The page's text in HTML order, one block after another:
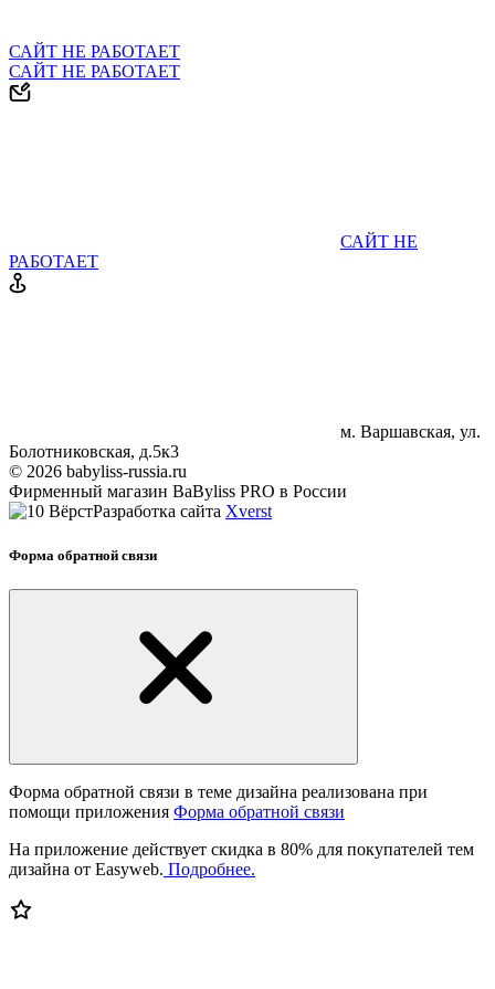
САЙТ НЕ РАБОТАЕТ
САЙТ НЕ РАБОТАЕТ
САЙТ НЕ
РАБОТАЕТ
м. Варшавская, ул.
Болотниковская, д.5к3
© 2026 babyliss-russia.ru
Фирменный магазин BaByliss PRO в России
Разработка сайта Xverst
Форма обратной связи
Форма обратной связи в теме дизайна реализована при
помощи приложения Форма обратной связи
На приложение действует скидка в 80% для покупателей тем
дизайна от Easyweb. Подробнее.